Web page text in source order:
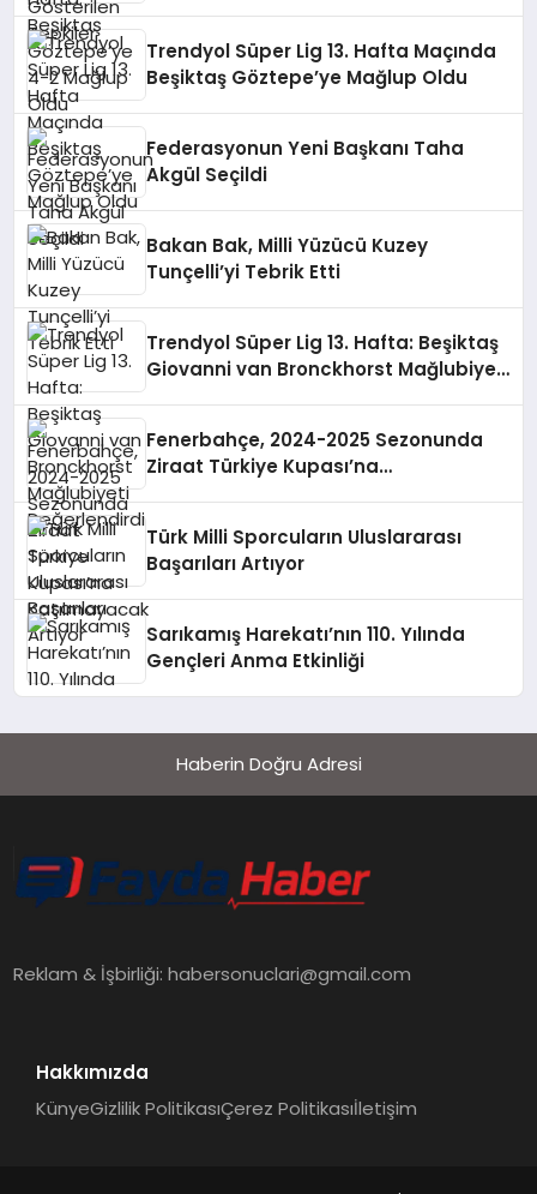
Trendyol Süper Lig 13. Hafta Maçında
Beşiktaş Göztepe’ye Mağlup Oldu
Federasyonun Yeni Başkanı Taha
Akgül Seçildi
Bakan Bak, Milli Yüzücü Kuzey
Tunçelli’yi Tebrik Etti
Trendyol Süper Lig 13. Hafta: Beşiktaş
Giovanni van Bronckhorst Mağlubiyeti
Fenerbahçe, 2024-2025 Sezonunda
Ziraat Türkiye Kupası’na
Türk Milli Sporcuların Uluslararası
Başarıları Artıyor
Sarıkamış Harekatı’nın 110. Yılında
Gençleri Anma Etkinliği
Haberin Doğru Adresi
Reklam & İşbirliği:habersonuclari@gmail.com
Hakkımızda
KünyeGizlilik PolitikasıÇerez Politikasıİletişim